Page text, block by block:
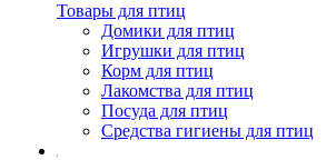
Товары для птиц
Домики для птиц
Игрушки для птиц
Корм для птиц
Лакомства для птиц
Посуда для птиц
Средства гигиены для птиц